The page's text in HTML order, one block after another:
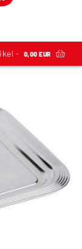
- 0,00 EUR